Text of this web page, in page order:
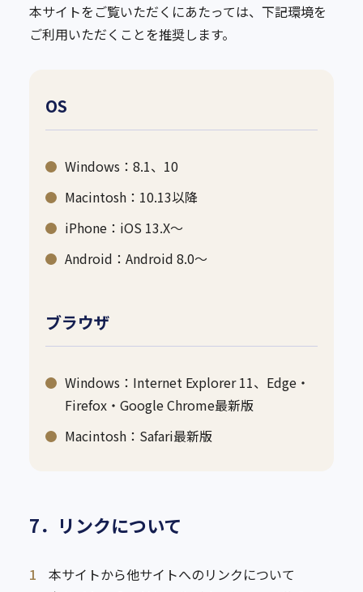
本サイトをご覧いただくにあたっては、下記環境を
ご利用いただくことを推奨します。
OS
Windows：8.1、10
Macintosh：10.13以降
iPhone：iOS 13.X～
Android：Android 8.0～
ブラウザ
Windows：Internet Explorer 11、Edge・
Firefox・Google Chrome最新版
Macintosh：Safari最新版
7．リンクについて
1
本サイトから他サイトへのリンクについて